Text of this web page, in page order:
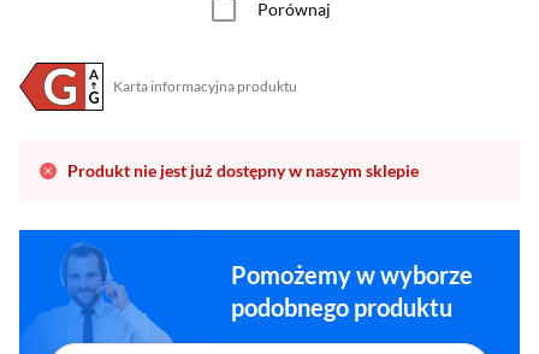
Porównaj
Karta informacyjna produktu
Plik w formacie pdf
(otworzy się w nowym oknie)
Produkt nie jest już dostępny w naszym sklepie
Pomożemy w wyborze
podobnego produktu